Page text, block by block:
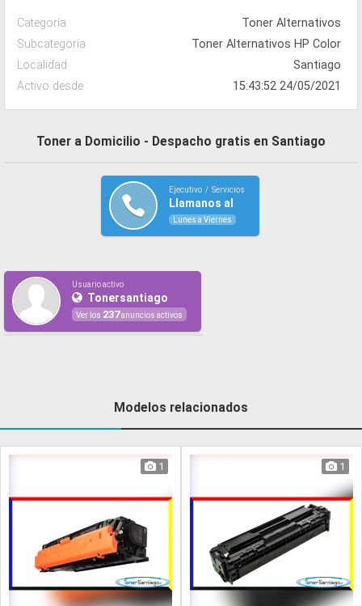
Categoría
Toner Alternativos
Subcategoría
Toner Alternativos HP Color
Localidad
Santiago
Activo desde
15:43:52 24/05/2021
Toner a Domicilio - Despacho gratis en Santiago
Ejecutivo / Servicios
Llamanos al
Lunes a Viernes
Usuario activo
Tonersantiago
Ver los 237anuncios activos
Modelos relacionados
1 1